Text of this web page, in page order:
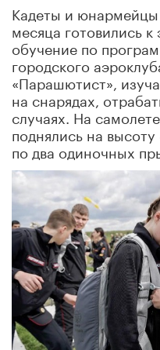
Кадеты и
месяца готовились
обучение по
городского
«Парашютист»,
на снарядах,
случаях. На
поднялись на
по два одиночных